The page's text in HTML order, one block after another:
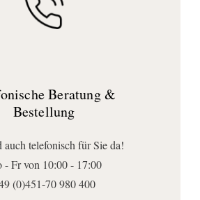
Design:
Höhe (mm):
Tiefe (mm):
platzsparende und aufgeräumte Optik,
Design eine einfache Entnahme von
Beratung &
Bestellung
telefonisch für Sie da!
- Fr von 10:00 - 17:00
(0)451-70 980 400